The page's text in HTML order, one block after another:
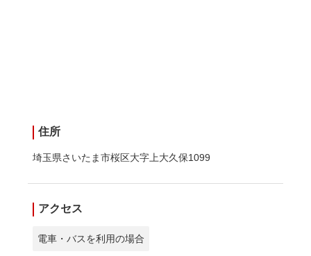
住所
埼玉県さいたま市桜区大字上大久保1099
アクセス
電車・バスを利用の場合